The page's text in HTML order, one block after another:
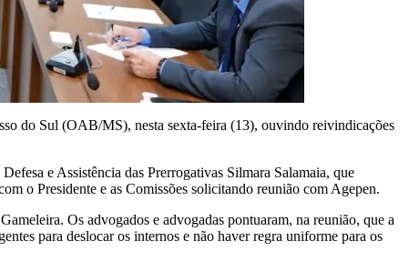
do Sul (OAB/MS), nesta sexta-feira (13), ouvindo reivindicações
e Assistência das Prerrogativas Silmara Salamaia, que
o Presidente e as Comissões solicitando reunião com Agepen.
Os advogados e advogadas pontuaram, na reunião, que a
para deslocar os internos e não haver regra uniforme para os